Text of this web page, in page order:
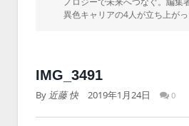
異色キャリアの4人が立ち上が
IMG_3491
By 近藤 快 2019年1月24日 0